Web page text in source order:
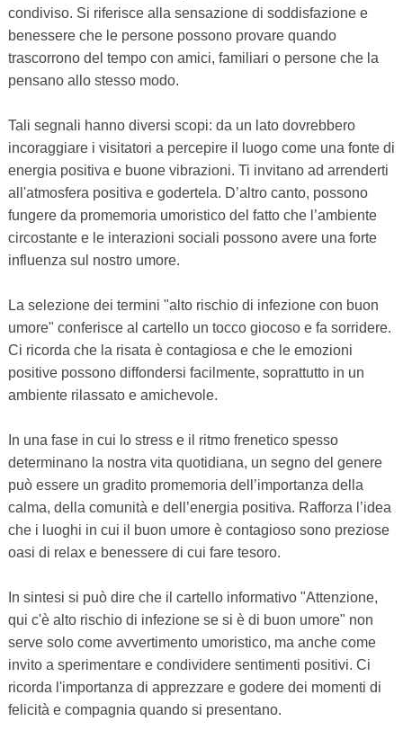
condiviso. Si riferisce alla sensazione di soddisfazione e
benessere che le persone possono provare quando
trascorrono del tempo con amici, familiari o persone che la
pensano allo stesso modo.
Tali segnali hanno diversi scopi: da un lato dovrebbero
incoraggiare i visitatori a percepire il luogo come una fonte di
energia positiva e buone vibrazioni. Ti invitano ad arrenderti
all'atmosfera positiva e godertela. D’altro canto, possono
fungere da promemoria umoristico del fatto che l’ambiente
circostante e le interazioni sociali possono avere una forte
influenza sul nostro umore.
La selezione dei termini "alto rischio di infezione con buon
umore" conferisce al cartello un tocco giocoso e fa sorridere.
Ci ricorda che la risata è contagiosa e che le emozioni
positive possono diffondersi facilmente, soprattutto in un
ambiente rilassato e amichevole.
In una fase in cui lo stress e il ritmo frenetico spesso
determinano la nostra vita quotidiana, un segno del genere
può essere un gradito promemoria dell’importanza della
calma, della comunità e dell’energia positiva. Rafforza l’idea
che i luoghi in cui il buon umore è contagioso sono preziose
oasi di relax e benessere di cui fare tesoro.
In sintesi si può dire che il cartello informativo "Attenzione,
qui c'è alto rischio di infezione se si è di buon umore" non
serve solo come avvertimento umoristico, ma anche come
invito a sperimentare e condividere sentimenti positivi. Ci
ricorda l'importanza di apprezzare e godere dei momenti di
felicità e compagnia quando si presentano.